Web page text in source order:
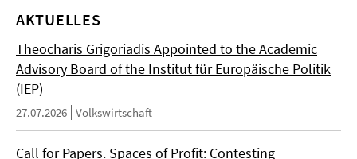
AKTUELLES
Theocharis Grigoriadis Appointed to the Academic
Advisory Board of the Institut für Europäische Politik
(IEP)
27.07.2026 Volkswirtschaft
Call for Papers. Spaces of Profit: Contesting